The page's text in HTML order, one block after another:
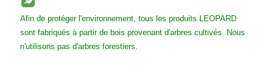
Afin de protéger l'environnement, tous les produits LEOPARD
sont fabriqués à partir de bois provenant d'arbres cultivés. Nous
n'utilisons pas d'arbres forestiers.